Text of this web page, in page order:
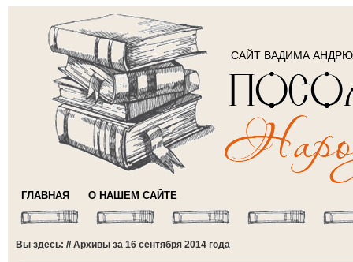
САЙТ ВАДИМА
ГЛАВНАЯ О НАШЕМ САЙТЕ
Вы здесь: // Архивы за 16 сентября 2014 года